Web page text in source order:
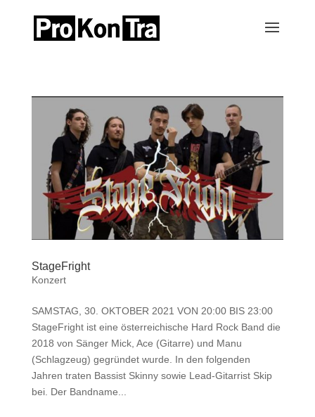
StageFright
Konzert
SAMSTAG, 30. OKTOBER 2021 VON 20:00 BIS 23:00
StageFright ist eine österreichische Hard Rock Band die
2018 von Sänger Mick, Ace (Gitarre) und Manu
(Schlagzeug) gegründet wurde. In den folgenden
Jahren traten Bassist Skinny sowie Lead-Gitarrist Skip
bei. Der Bandname...